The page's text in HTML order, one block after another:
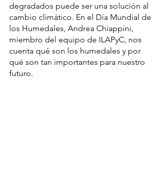
degradados puede ser una solución al
cambio climático. En el Día Mundial de
los Humedales, Andrea Chiappini,
miembro del equipo de ILAPyC, nos
cuenta qué son los humedales y por
qué son tan importantes para nuestro
futuro.